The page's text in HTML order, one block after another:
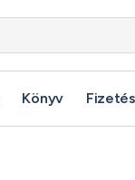
Könyv
Könyv